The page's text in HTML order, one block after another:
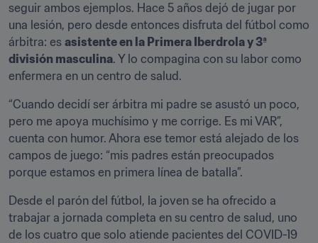
seguir ambos ejemplos. Hace 5 años dejó de jugar por
una lesión, pero desde entonces disfruta del fútbol como
árbitra: es asistente en la Primera Iberdrola y 3ª
división masculina. Y lo compagina con su labor como
enfermera en un centro de salud.
“Cuando decidí ser árbitra mi padre se asustó un poco,
pero me apoya muchísimo y me corrige. Es mi VAR”,
cuenta con humor. Ahora ese temor está alejado de los
campos de juego: “mis padres están preocupados
porque estamos en primera línea de batalla”.
Desde el parón del fútbol, la joven se ha ofrecido a
trabajar a jornada completa en su centro de salud, uno
de los cuatro que solo atiende pacientes del COVID-19